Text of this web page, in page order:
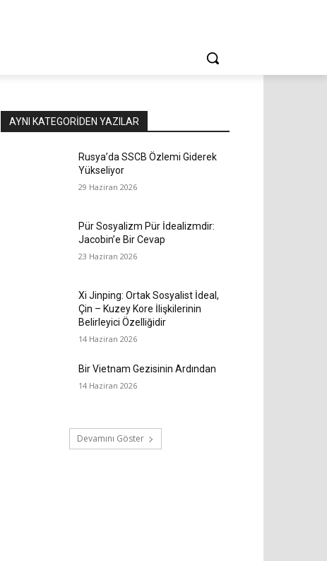
AYNI KATEGORIDEN YAZILAR
Rusya’da SSCB Özlemi Giderek
Yükseliyor
29 Haziran 2026
Pür Sosyalizm Pür İdealizmdir:
Jacobin’e Bir Cevap
23 Haziran 2026
Xi Jinping: Ortak Sosyalist İdeal,
Çin – Kuzey Kore İlişkilerinin
Belirleyici Özelliğidir
14 Haziran 2026
Bir Vietnam Gezisinin Ardından
14 Haziran 2026
Devamını Göster